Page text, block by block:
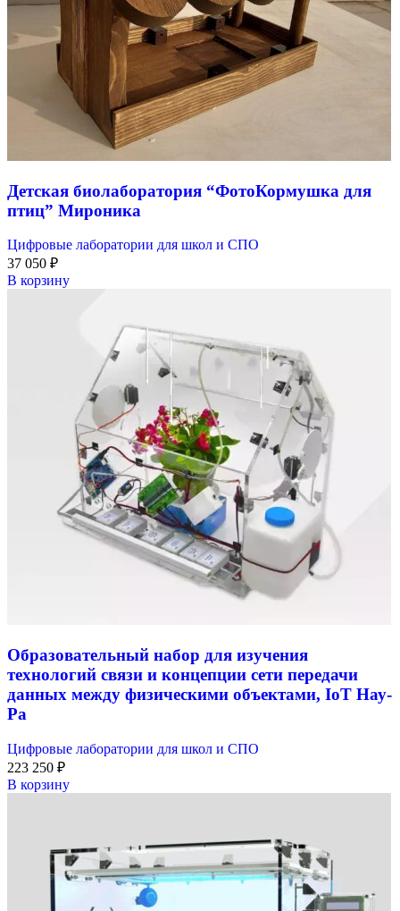
Детская биолаборатория “ФотоКормушка для
птиц” Мироника
Цифровые лаборатории для школ и СПО
37 050 ₽
В корзину
Образовательный набор для изучения
технологий связи и концепции сети передачи
данных между физическими объектами, IoT Нау-
Ра
Цифровые лаборатории для школ и СПО
223 250 ₽
В корзину